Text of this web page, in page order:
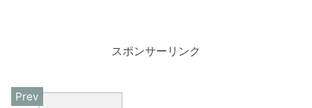
スポンサーリンク